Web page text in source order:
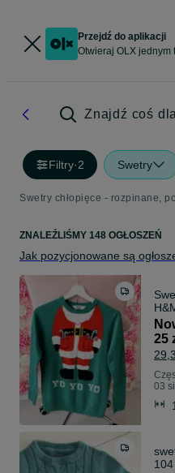
Przejdź do aplikacji
Otwieraj OLX jednym
Znajdź coś
Filtry·2 Swetry
ZNALEŹLIŚMY 148 OGŁOSZEŃ
Jak pozycjonowane są
25
03